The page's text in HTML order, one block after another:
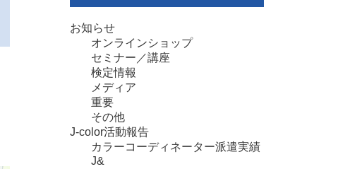
お知らせ
オンラインショップ
セミナー／講座
検定情報
メディア
重要
その他
J-color活動報告
カラーコーディネーター派遣実績
J&